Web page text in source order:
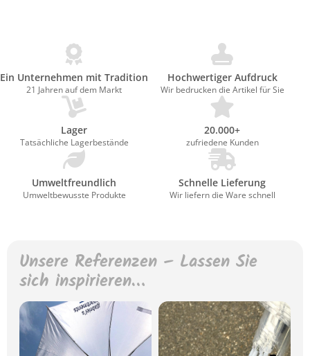
Ein Unternehmen mit Tradition
21 Jahren auf dem Markt
Hochwertiger Aufdruck
Wir bedrucken die Artikel für Sie
Lager
Tatsächliche Lagerbestände
20.000+
zufriedene Kunden
Umweltfreundlich
Umweltbewusste Produkte
Schnelle Lieferung
Wir liefern die Ware schnell
Unsere Referenzen – Lassen Sie
sich inspirieren…